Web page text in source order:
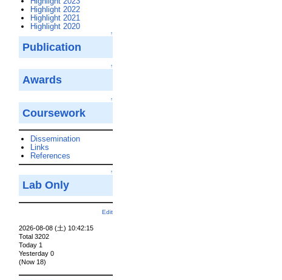
Highlight 2022
Highlight 2021
Highlight 2020
↑
Publication
↑
Awards
↑
Coursework
Dissemination
Links
References
↑
Lab Only
Edit
2026-08-08 (土) 10:42:15
Total 3202
Today 1
Yesterday 0
(Now 18)